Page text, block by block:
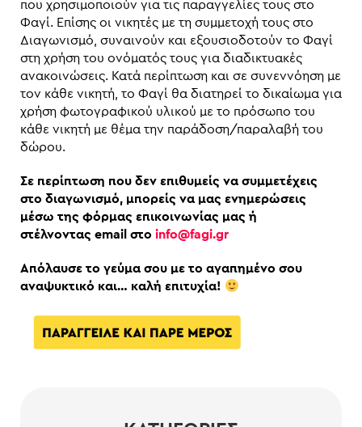
που χρησιμοποιούν για τις παραγγελίες τους στο
Φαγί. Επίσης οι νικητές με τη συμμετοχή τους στο
Διαγωνισμό, συναινούν και εξουσιοδοτούν το Φαγί
στη χρήση του ονόματός τους για διαδικτυακές
ανακοινώσεις. Κατά περίπτωση και σε συνεννόηση με
τον κάθε νικητή, το Φαγί θα διατηρεί το δικαίωμα για
χρήση φωτογραφικού υλικού με το πρόσωπο του
κάθε νικητή με θέμα την παράδοση/παραλαβή του
δώρου.
Σε περίπτωση που δεν επιθυμείς να συμμετέχεις
στο διαγωνισμό, μπορείς να μας ενημερώσεις
μέσω της φόρμας επικοινωνίας μας ή
στέλνοντας email στο info@fagi.gr
Απόλαυσε το γεύμα σου με το αγαπημένο σου
αναψυκτικό και… καλή επιτυχία!